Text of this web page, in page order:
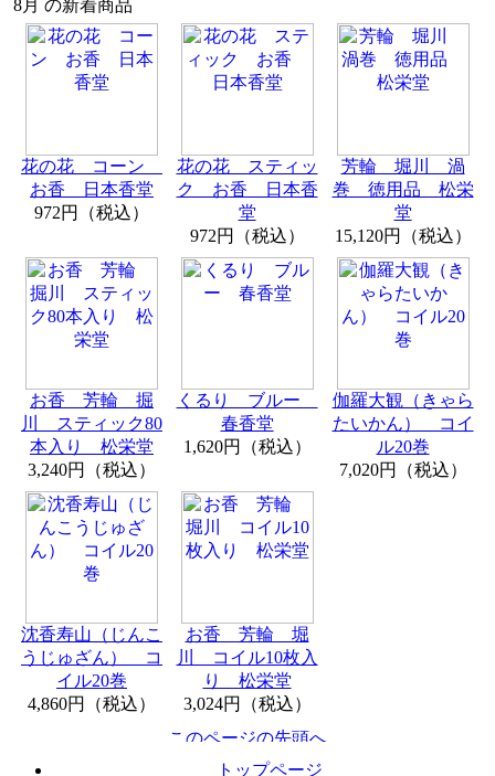
8月 の新着商品
花の花 コーン
お香 日本香堂
972円（税込）
花の花 スティッ
ク お香 日本香
堂
972円（税込）
芳輪 堀川 渦
巻 徳用品 松栄
堂
15,120円（税込）
お香 芳輪 掘
川 スティック80
本入り 松栄堂
3,240円（税込）
くるり ブルー
春香堂
1,620円（税込）
伽羅大観（きゃら
たいかん） コイ
ル20巻
7,020円（税込）
沈香寿山（じんこ
うじゅざん） コ
イル20巻
4,860円（税込）
お香 芳輪 堀
川 コイル10枚入
り 松栄堂
3,024円（税込）
トップページ